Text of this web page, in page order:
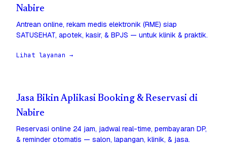
Nabire
Antrean online, rekam medis elektronik (RME) siap
SATUSEHAT, apotek, kasir, & BPJS — untuk klinik & praktik.
Lihat layanan →
Jasa Bikin Aplikasi Booking & Reservasi di
Nabire
Reservasi online 24 jam, jadwal real-time, pembayaran DP,
& reminder otomatis — salon, lapangan, klinik, & jasa.